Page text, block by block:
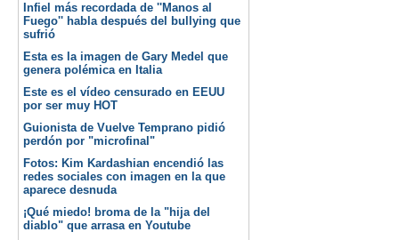
Infiel más recordada de ''Manos al
Fuego'' habla después del bullying que
sufrió
Esta es la imagen de Gary Medel que
genera polémica en Italia
Este es el vídeo censurado en EEUU
por ser muy HOT
Guionista de Vuelve Temprano pidió
perdón por "microfinal"
Fotos: Kim Kardashian encendió las
redes sociales con imagen en la que
aparece desnuda
¡Qué miedo! broma de la "hija del
diablo" que arrasa en Youtube